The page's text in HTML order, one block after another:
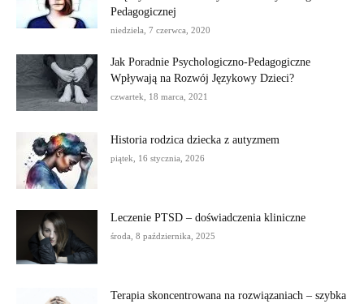
Pedagogicznej
niedziela, 7 czerwca, 2020
Jak Poradnie Psychologiczno-Pedagogiczne
Wpływają na Rozwój Językowy Dzieci?
czwartek, 18 marca, 2021
Historia rodzica dziecka z autyzmem
piątek, 16 stycznia, 2026
Leczenie PTSD – doświadczenia kliniczne
środa, 8 października, 2025
Terapia skoncentrowana na rozwiązaniach – szybka